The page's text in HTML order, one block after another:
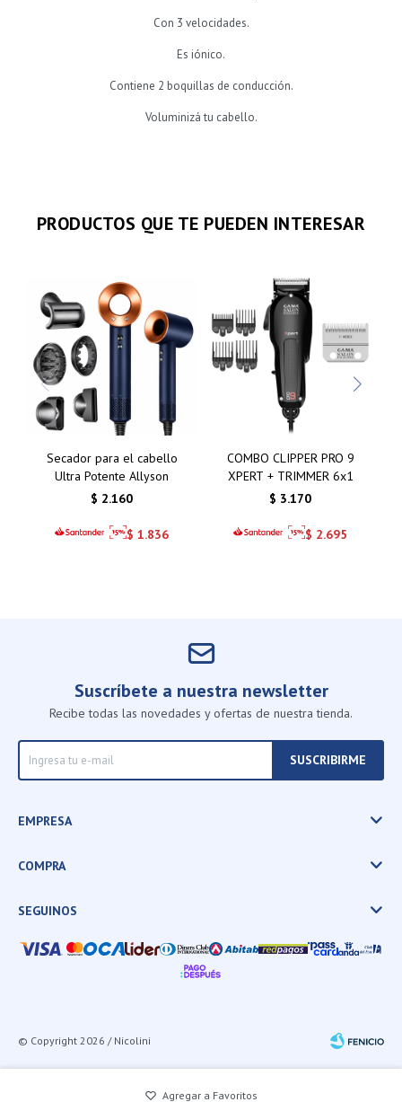
Con 3 velocidades.
Es iónico.
Contiene 2 boquillas de conducción.
Voluminizá tu cabello.
PRODUCTOS QUE TE PUEDEN INTERESAR
Secador para el cabello
Ultra Potente Allyson
$ 2.160
$ 1.836
COMBO CLIPPER PRO 9
XPERT + TRIMMER 6x1
$ 3.170
$ 2.695
Suscríbete a nuestra newsletter
Recibe todas las novedades y ofertas de nuestra tienda.
SUSCRIBIRME
EMPRESA
COMPRA
SEGUINOS
© Copyright 2026 / Nicolini